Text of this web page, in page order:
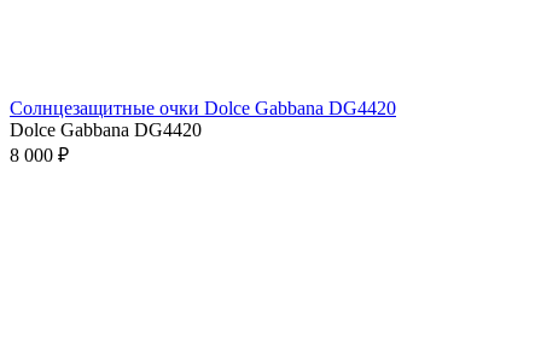
Солнцезащитные очки Dolce Gabbana DG4420
Dolce Gabbana DG4420
8 000 ₽